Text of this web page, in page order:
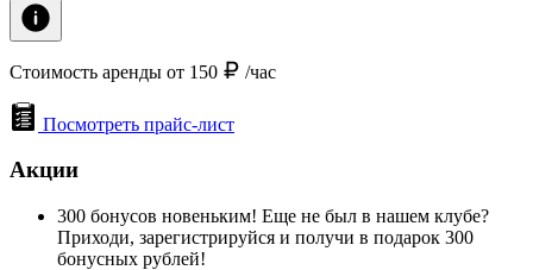
Стоимость аренды от 150 /час
Посмотреть прайс-лист
Акции
300 бонусов новеньким! Еще не был в нашем клубе?
Приходи, зарегистрируйся и получи в подарок 300
бонусных рублей!